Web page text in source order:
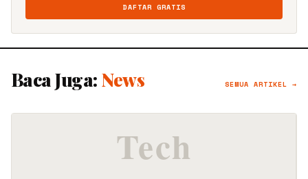
DAFTAR GRATIS
Baca Juga: News SEMUA ARTIKEL →